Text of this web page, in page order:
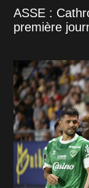
ASSE :
première